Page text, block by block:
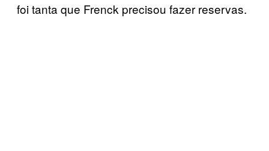
foi tanta que Frenck precisou fazer reservas.